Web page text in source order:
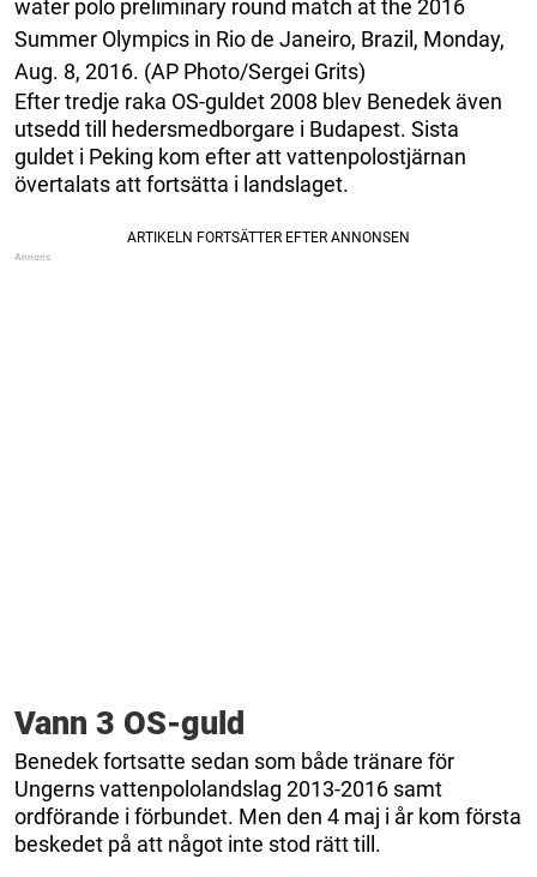
water polo preliminary round match at the 2016
Summer Olympics in Rio de Janeiro, Brazil, Monday,
Aug. 8, 2016. (AP Photo/Sergei Grits)
Efter tredje raka OS-guldet 2008 blev Benedek även
utsedd till hedersmedborgare i Budapest. Sista
guldet i Peking kom efter att vattenpolostjärnan
övertalats att fortsätta i landslaget.
Vann 3 OS-guld
Benedek fortsatte sedan som både tränare för
Ungerns vattenpololandslag 2013-2016 samt
ordförande i förbundet. Men den 4 maj i år kom första
beskedet på att något inte stod rätt till.